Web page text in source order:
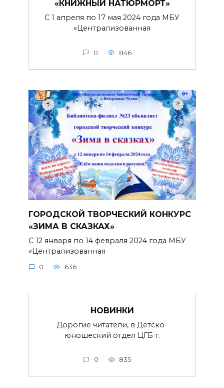
«КНИЖНЫЙ НАТЮРМОРТ»
С 1 апреля по 17 мая 2024 года МБУ
«Централизованная
0 846
ГОРОДСКОЙ ТВОРЧЕСКИЙ КОНКУРС
«ЗИМА В СКАЗКАХ»
С 12 января по 14 февраля 2024 года МБУ
«Централизованная
0 636
НОВИНКИ
Дорогие читатели, в Детско-
юношеский отдел ЦГБ г.
0 835